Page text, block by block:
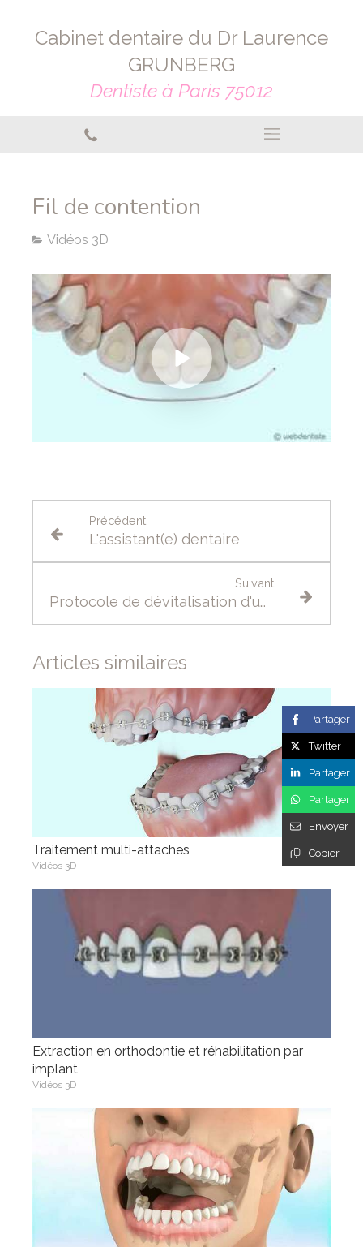
Cabinet dentaire du Dr Laurence
GRUNBERG
Dentiste à Paris 75012
Fil de contention
Vidéos 3D
Précédent
L'assistant(e) dentaire
Suivant
Protocole de dévitalisation d'une dent ou traitement endodontique
Articles similaires
Traitement multi-attaches
Vidéos 3D
Extraction en orthodontie et réhabilitation par
implant
Vidéos 3D
Partager
Twitter
Partager
Partager
Envoyer
Copier